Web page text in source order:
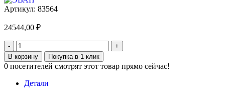
Артикул: 83564
24544,00 ₽
В корзину Покупка в 1 клик
0 посетителей смотрят этот товар прямо сейчас!
Детали